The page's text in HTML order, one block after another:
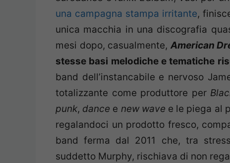
una campagna stampa irritante,
unica macchia in una discografia
mesi dopo, casualmente, American
stesse basi melodiche e tematiche
band dell’instancabile e nervoso
totalizzante come produttore per
punk, dance e new wave e le piega al
regalandoci un prodotto fresco,
band ferma dal 2011 che, tra
suddetto Murphy, rischiava di non